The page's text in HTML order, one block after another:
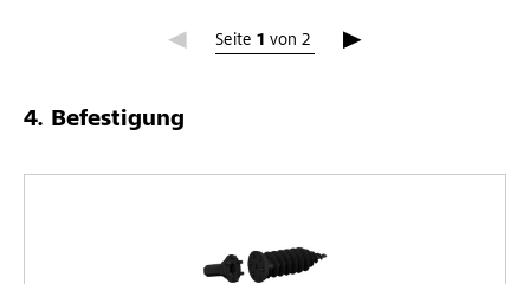
Seite 1 von 2
Seite 1
Befestigung